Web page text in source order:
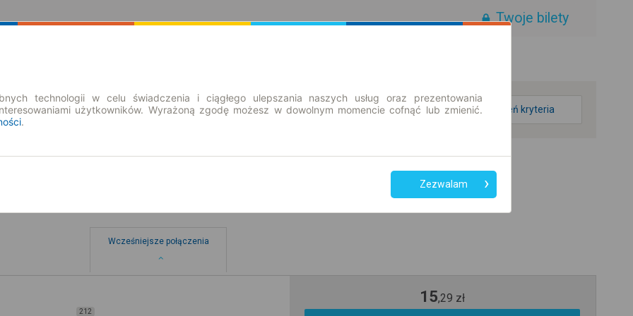
Twoje bilety
zmień kryteria
Wcześniejsze połączenia
212
15,29 zł
technologii w celu świadczenia i ciągłego ulepszania naszych usług oraz prezentowania
użytkowników. Wyrażoną zgodę możesz w dowolnym momencie cofnąć lub zmienić.
.
Zezwalam